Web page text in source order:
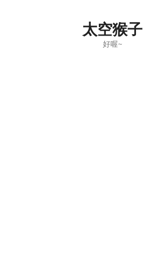
太空猴子
好喔~